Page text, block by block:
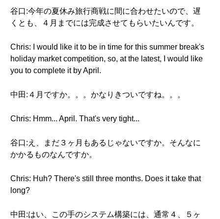
谷口:今年の夏休み旅行商戦に間に合わせたいので、遅
くとも、４月までには完成させてもらいたいんです。
Chris: I would like it to be in time for this summer break's
holiday market competition, so, at the latest, I would like
you to complete it by April.
中田:４月ですか。。。かなりきついですね。。。
Chris: Hmm... April. That's very tight...
谷口:え、まだ３ヶ月もあるじゃないですか。そんなに
かかるものなんですか。
Chris: Huh? There's still three months. Does it take that
long?
中田:はい、この手のシステム構築には、通常４、５ヶ